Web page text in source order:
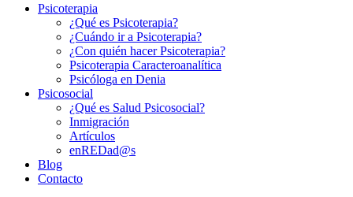
Psicoterapia
¿Qué es Psicoterapia?
¿Cuándo ir a Psicoterapia?
¿Con quién hacer Psicoterapia?
Psicoterapia Caracteroanalítica
Psicóloga en Denia
Psicosocial
¿Qué es Salud Psicosocial?
Inmigración
Artículos
enREDad@s
Blog
Contacto